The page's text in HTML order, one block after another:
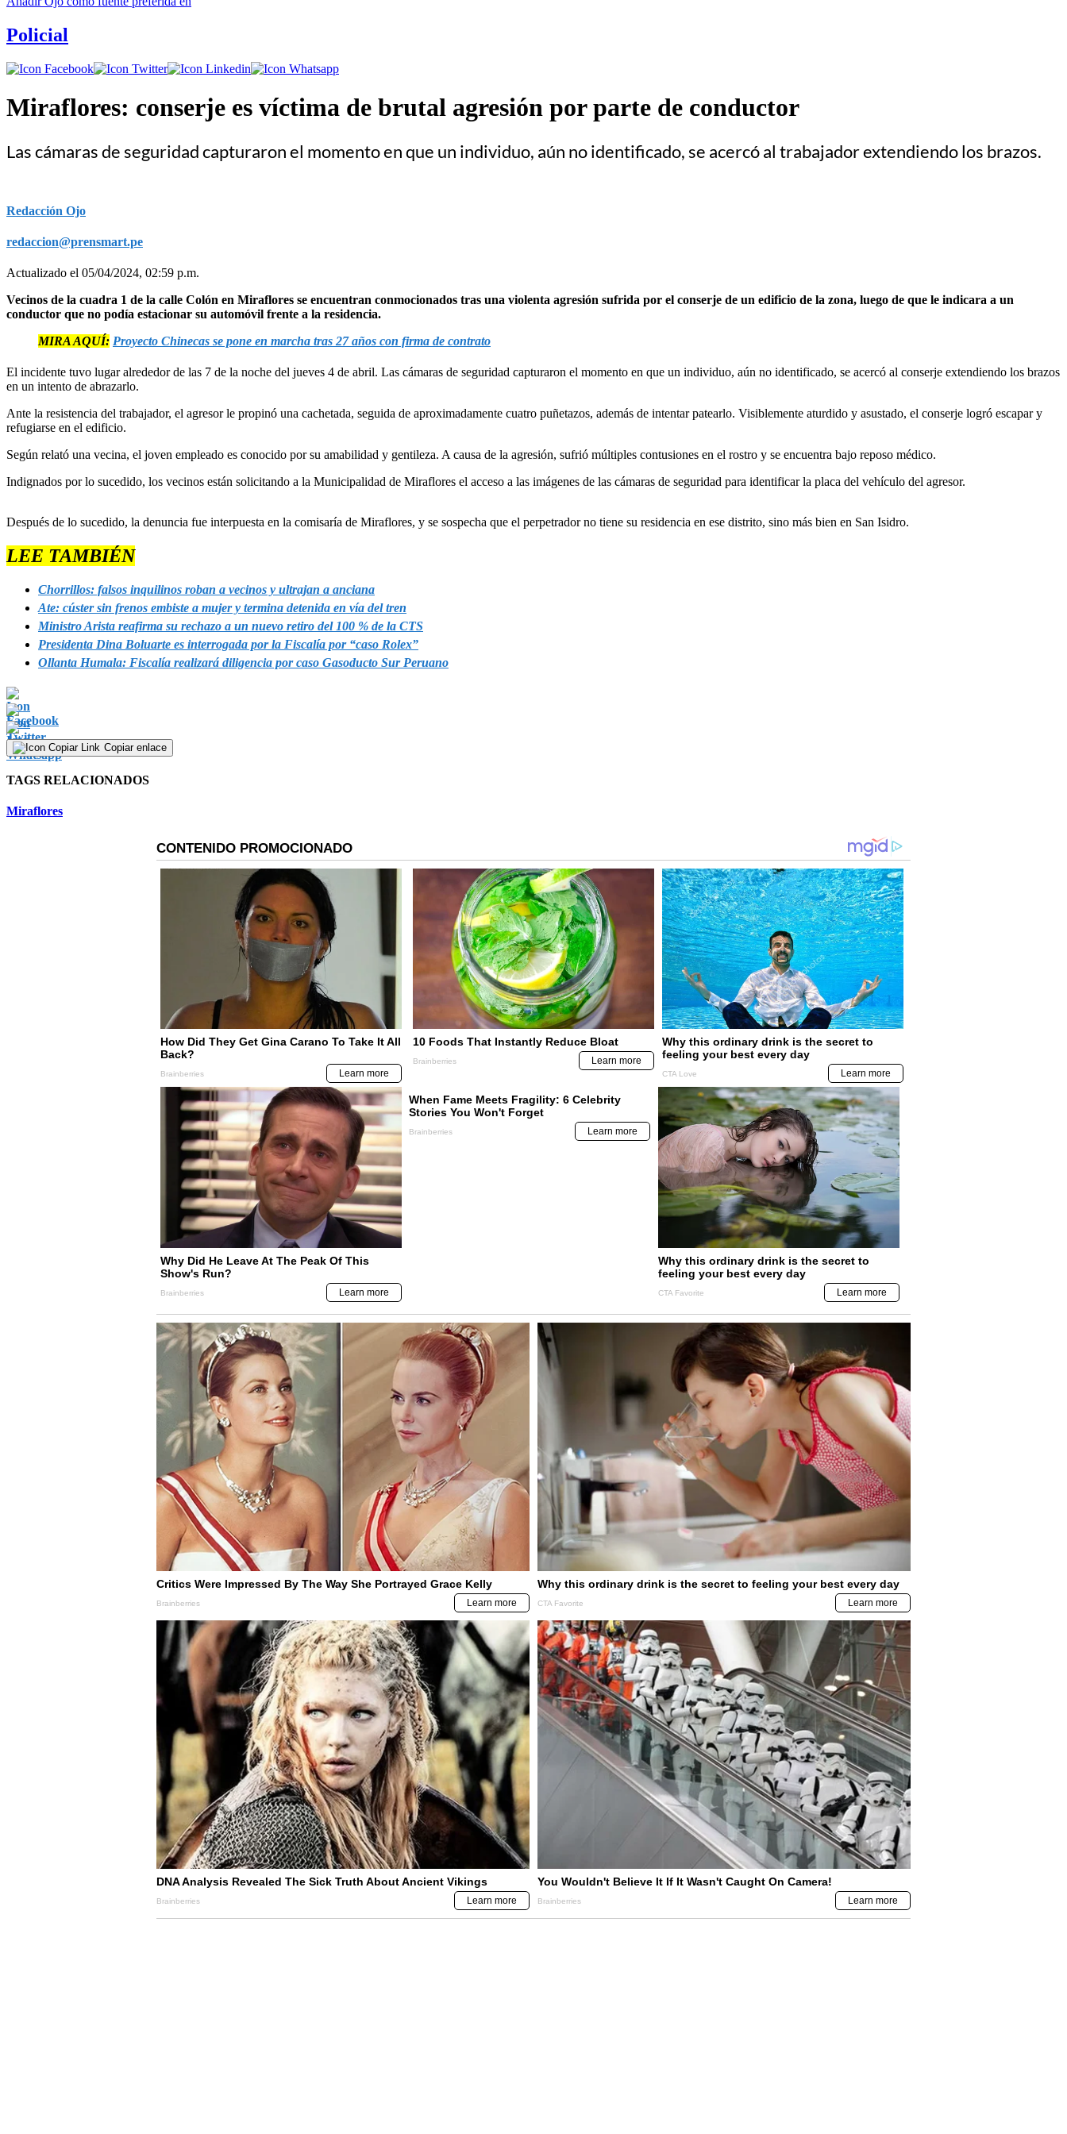
Policial
Miraflores: conserje es víctima de brutal agresión por parte de conductor
Las cámaras de seguridad capturaron el momento en que un individuo, aún no identificado, se acercó al trabajador extendiendo los brazos.
Redacción Ojo
redaccion@prensmart.pe
Actualizado el 05/04/2024, 02:59 p.m.
Vecinos de la cuadra 1 de la calle Colón en Miraflores se encuentran conmocionados tras una violenta agresión sufrida por el conserje de un edificio de la zona, luego de que le indicara a un
conductor que no podía estacionar su automóvil frente a la residencia.
MIRA AQUÍ: Proyecto Chinecas se pone en marcha tras 27 años con firma de contrato
El incidente tuvo lugar alrededor de las 7 de la noche del jueves 4 de abril. Las cámaras de seguridad capturaron el momento en que un individuo, aún no identificado, se acercó al conserje extendiendo los brazos
en un intento de abrazarlo.
Ante la resistencia del trabajador, el agresor le propinó una cachetada, seguida de aproximadamente cuatro puñetazos, además de intentar patearlo. Visiblemente aturdido y asustado, el conserje logró escapar y
refugiarse en el edificio.
Según relató una vecina, el joven empleado es conocido por su amabilidad y gentileza. A causa de la agresión, sufrió múltiples contusiones en el rostro y se encuentra bajo reposo médico.
Indignados por lo sucedido, los vecinos están solicitando a la Municipalidad de Miraflores el acceso a las imágenes de las cámaras de seguridad para identificar la placa del vehículo del agresor.
Después de lo sucedido, la denuncia fue interpuesta en la comisaría de Miraflores, y se sospecha que el perpetrador no tiene su residencia en ese distrito, sino más bien en San Isidro.
LEE TAMBIÉN
Chorrillos: falsos inquilinos roban a vecinos y ultrajan a anciana
Ate: cúster sin frenos embiste a mujer y termina detenida en vía del tren
Ministro Arista reafirma su rechazo a un nuevo retiro del 100 % de la CTS
Presidenta Dina Boluarte es interrogada por la Fiscalía por “caso Rolex”
Ollanta Humala: Fiscalía realizará diligencia por caso Gasoducto Sur Peruano
Copiar enlace
TAGS RELACIONADOS
Miraflores